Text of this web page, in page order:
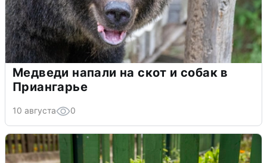
Медведи напали на скот и собак в
Приангарье
10 августа 0